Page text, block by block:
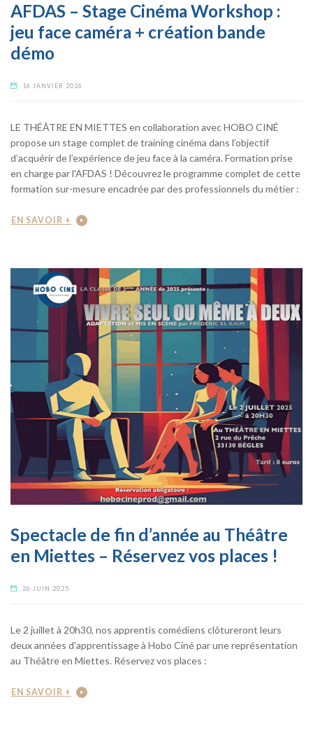
AFDAS – Stage Cinéma Workshop :
jeu face caméra + création bande
démo
16 JANVIER 2026
LE THÉÂTRE EN MIETTES en collaboration avec HOBO CINÉ
propose un stage complet de training cinéma dans l’objectif
d’acquérir de l’expérience de jeu face à la caméra. Formation prise
en charge par l'AFDAS ! Découvrez le programme complet de cette
formation sur-mesure encadrée par des professionnels du métier :
EN SAVOIR +
Spectacle de fin d’année au Théâtre
en Miettes – Réservez vos places !
26 JUIN 2025
Le 2 juillet à 20h30, nos apprentis comédiens clôtureront leurs
deux années d'apprentissage à Hobo Ciné par une représentation
au Théâtre en Miettes. Réservez vos places :
EN SAVOIR +